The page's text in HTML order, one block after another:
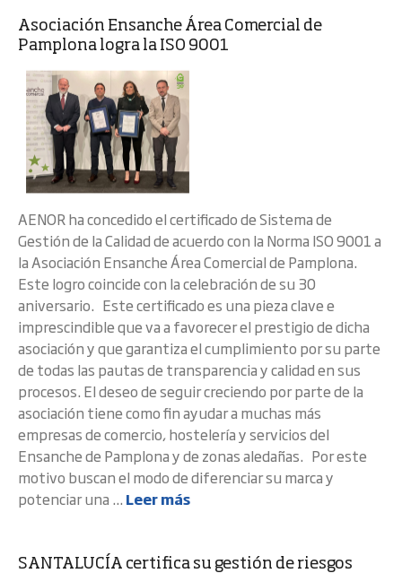
Asociación Ensanche Área Comercial de
Pamplona logra la ISO 9001
AENOR ha concedido el certificado de Sistema de
Gestión de la Calidad de acuerdo con la Norma ISO 9001 a
la Asociación Ensanche Área Comercial de Pamplona.
Este logro coincide con la celebración de su 30
aniversario. Este certificado es una pieza clave e
imprescindible que va a favorecer el prestigio de dicha
asociación y que garantiza el cumplimiento por su parte
de todas las pautas de transparencia y calidad en sus
procesos. El deseo de seguir creciendo por parte de la
asociación tiene como fin ayudar a muchas más
empresas de comercio, hostelería y servicios del
Ensanche de Pamplona y de zonas aledañas. Por este
motivo buscan el modo de diferenciar su marca y
potenciar una ... Leer más
SANTALUCÍA certifica su gestión de riesgos